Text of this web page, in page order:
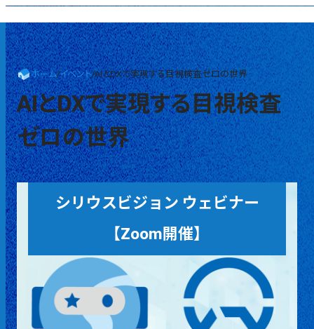
ホーム/イベント/AIとDXで実現する目視検査ゼロの世界
AIとDXで実現する目視検査
ゼロの世界
シリウスビジョン ウェビナー
【Zoom開催】